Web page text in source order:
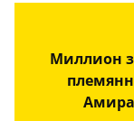
Миллион